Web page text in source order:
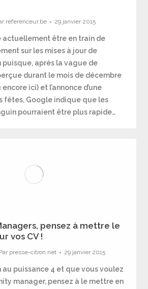
referenceur.be 29 janvier 2015
actuellement être en train de
sur les mises à jour de
puisque, après la vague de
durant le mois de décembre
ici) et l’annonce d’une
fêtes, Google indique que les
pourraient être plus rapide…
pensez à mettre le
vos CV !
Par presse-citron.net 29 janvier 2015
au puissance 4 et que vous voulez
manager, pensez à le mettre en